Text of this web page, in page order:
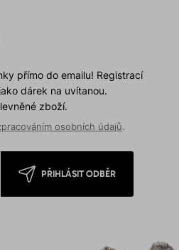
přímo do emailu! Registrací
dárek na uvítanou.
zboží.
osobních údajů.
PŘIHLÁSIT ODBĚR